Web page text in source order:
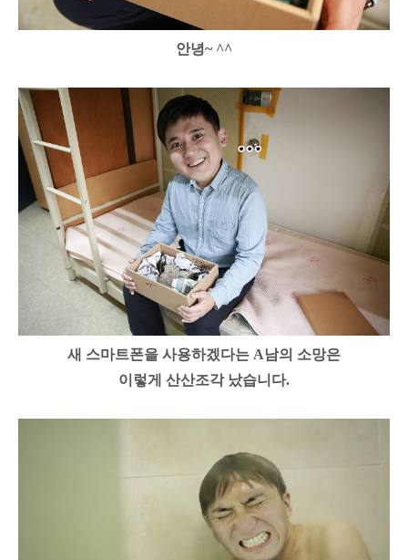
안녕~ ^^
새 스마트폰을 사용하겠다는 A남의 소망은
이렇게 산산조각 났습니다.